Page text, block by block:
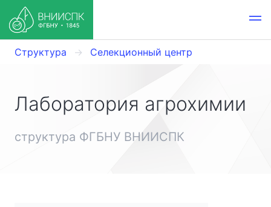
Структура Селекционный центр
Лаборатория агрохимии
структура ФГБНУ ВНИИСПК